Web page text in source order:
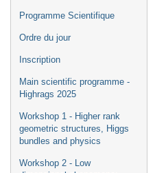
deProgramme Scientifique
Ordre du jour
Inscription
Main scientific programme -
Highrags 2025
Workshop 1 - Higher rank
geometric structures, Higgs
bundles and physics
Workshop 2 - Low